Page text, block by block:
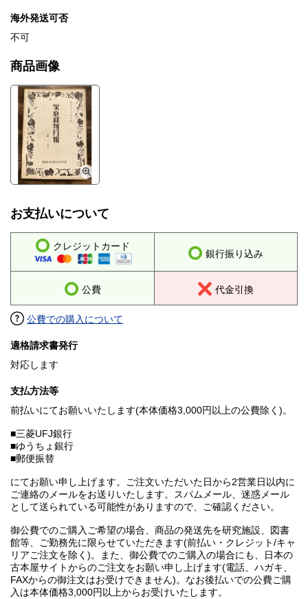
海外発送可否
不可
商品画像
お支払いについて
クレジットカード
銀行振り込み
公費 代金引換
公費での購入について
適格請求書発行
対応します
支払方法等
前払いにてお願いいたします(本体価格3,000円以上の公費除く)。
■三菱UFJ銀行
■ゆうちょ銀行
■郵便振替
にてお願い申し上げます。ご注文いただいた日から2営業日以内に
ご連絡のメールをお送りいたします。スパムメール、迷惑メール
として送られている可能性がありますので、ご確認ください。
御公費でのご購入ご希望の場合、商品の発送先を研究施設、図書
館等、ご勤務先に限らせていただきます(前払い・クレジット/キャ
リアご注文を除く)。また、御公費でのご購入の場合にも、日本の
古本屋サイトからのご注文をお願い申し上げます(電話、ハガキ、
FAXからの御注文はお受けできません)。なお後払いでの公費ご購
入は本体価格3,000円以上からお受けいたします。